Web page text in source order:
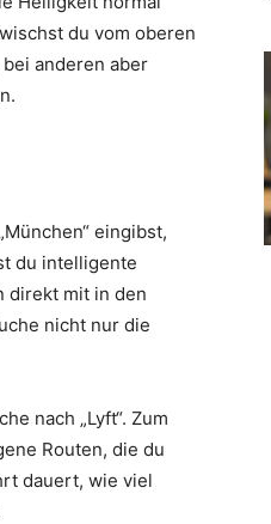
du vom oberen
anderen aber
eingibst,
du intelligente
direkt mit in den
nicht nur die
nach „Lyft“. Zum
Routen, die du
dauert, wie viel